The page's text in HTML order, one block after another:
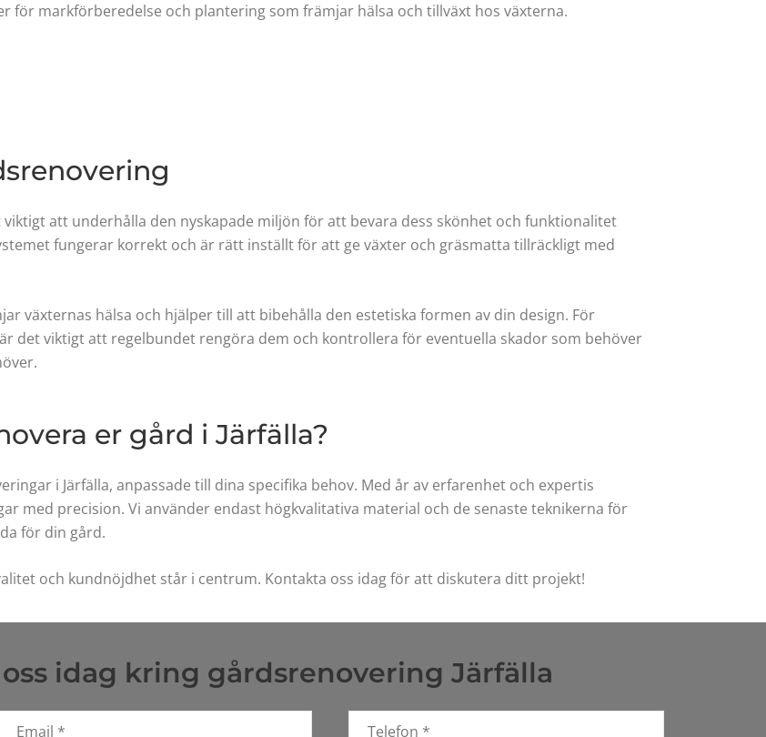
för markförberedelse och plantering som främjar hälsa och tillväxt hos växterna.
att underhålla den nyskapade miljön för att bevara dess skönhet och funktionalitet
fungerar korrekt och är rätt inställt för att ge växter och gräsmatta tillräckligt med
växternas hälsa och hjälper till att bibehålla den estetiska formen av din design. För
det viktigt att regelbundet rengöra dem och kontrollera för eventuella skador som behöver
er gård i Järfälla?
i Järfälla, anpassade till dina specifika behov. Med år av erfarenhet och expertis
med precision. Vi använder endast högkvalitativa material och de senaste teknikerna för
för din gård.
och kundnöjdhet står i centrum. Kontakta oss idag för att diskutera ditt projekt!
idag kring gårdsrenovering Järfälla